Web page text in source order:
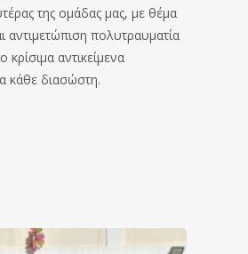
της ομάδας μας, με θέμα
αντιμετώπιση πολυτραυματία
κρίσιμα αντικείμενα
κάθε διασώστη.